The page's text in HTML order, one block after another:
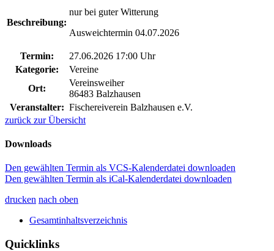
Beschreibung:
nur bei guter Witterung
Ausweichtermin 04.07.2026
Termin:
27.06.2026 17:00 Uhr
Kategorie:
Vereine
Ort:
Vereinsweiher
86483 Balzhausen
Veranstalter: Fischereiverein Balzhausen e.V.
zurück zur Übersicht
Downloads
Den gewählten Termin als VCS-Kalenderdatei downloaden
Den gewählten Termin als iCal-Kalenderdatei downloaden
drucken nach oben
Gesamtinhaltsverzeichnis
Quicklinks